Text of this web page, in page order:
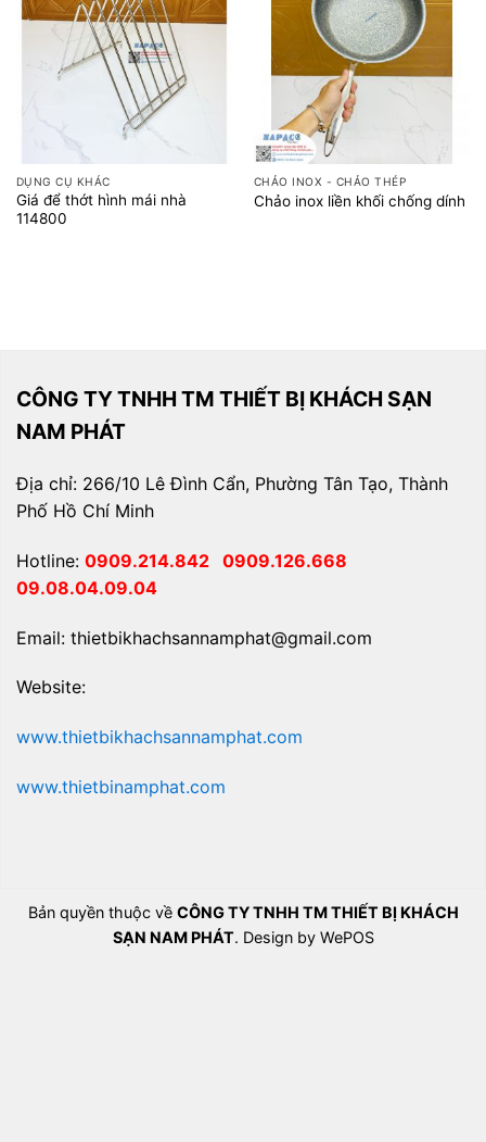
DỤNG CỤ KHÁC
Giá để thớt hình mái nhà
114800
CHẢO INOX - CHẢO THÉP
Chảo inox liền khối chống dính
CÔNG TY TNHH TM THIẾT BỊ KHÁCH SẠN
NAM PHÁT
Địa chỉ: 266/10 Lê Đình Cẩn, Phường Tân Tạo, Thành
Phố Hồ Chí Minh
Hotline: 0909.214.842 0909.126.668
09.08.04.09.04
Email: thietbikhachsannamphat@gmail.com
Website:
www.thietbikhachsannamphat.com
www.thietbinamphat.com
Bản quyền thuộc về CÔNG TY TNHH TM THIẾT BỊ KHÁCH
SẠN NAM PHÁT. Design by WePOS